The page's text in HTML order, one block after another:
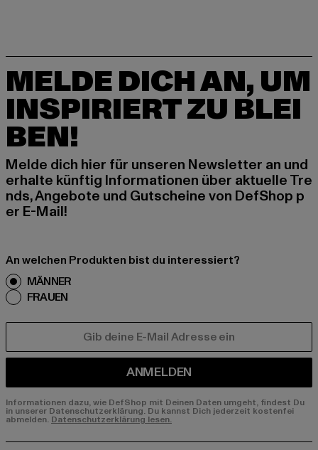
MELDE DICH AN, UM
INSPIRIERT ZU BLEI
BEN!
Melde dich hier für unseren Newsletter an und
erhalte künftig Informationen über aktuelle Tre
nds, Angebote und Gutscheine von DefShop p
er E-Mail!
An welchen Produkten bist du interessiert?
MÄNNER
FRAUEN
ANMELDEN
Informationen dazu, wie DefShop mit Deinen Daten umgeht, findest Du
in unserer Datenschutzerklärung. Du kannst Dich jederzeit kostenfei
abmelden. Datenschutzerklärung lesen.